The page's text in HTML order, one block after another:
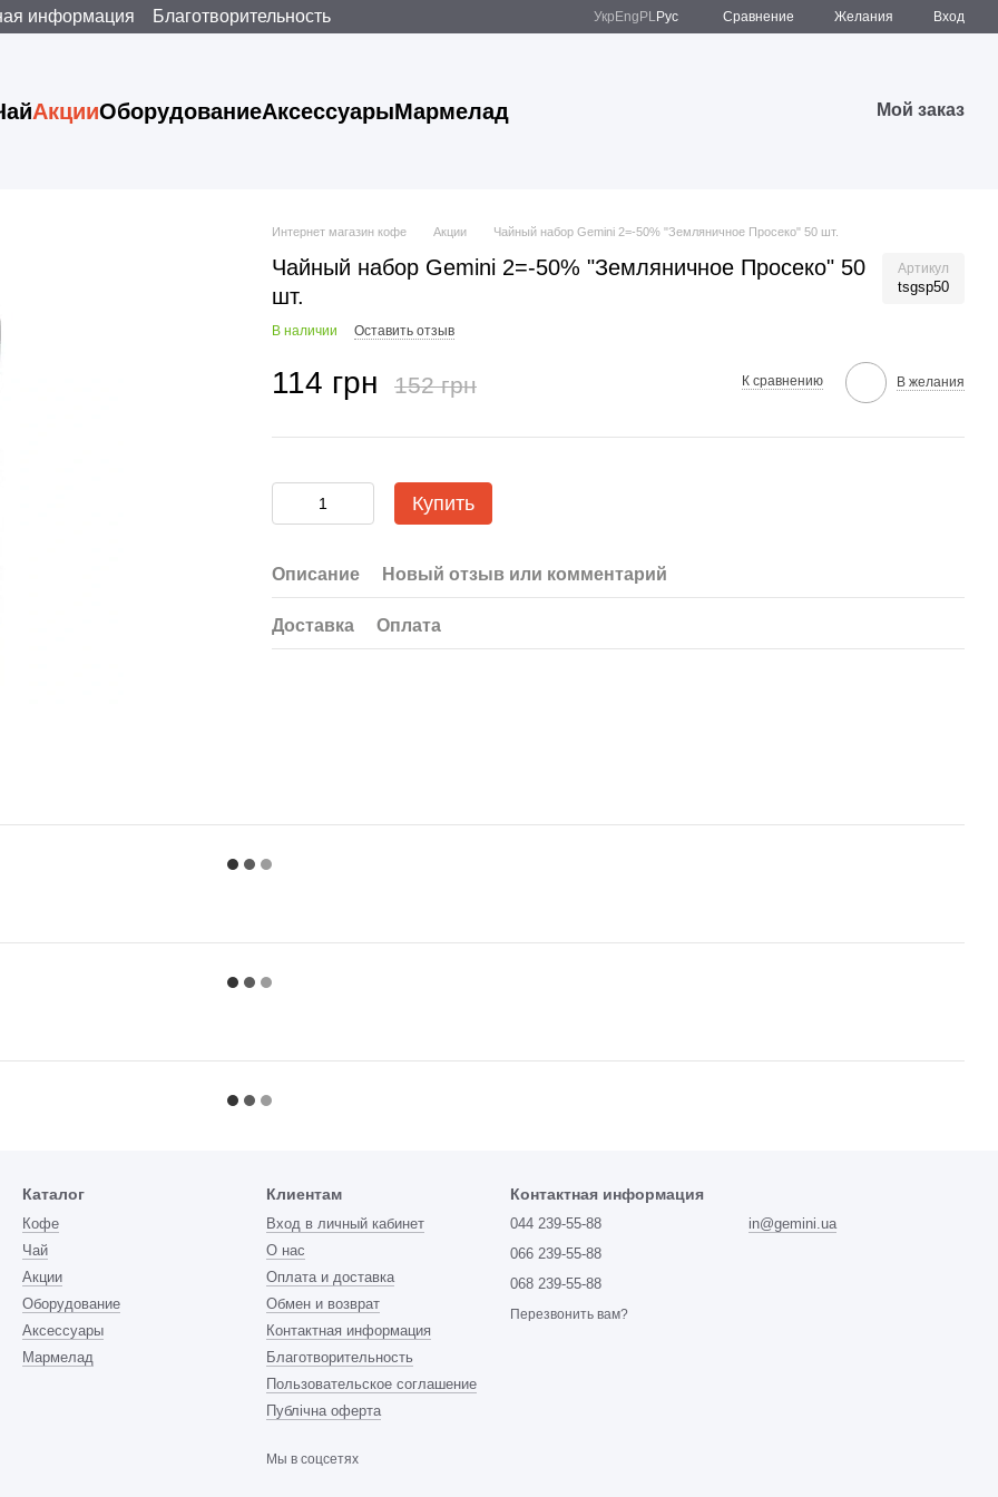
информация Благотворительность Укр Eng PLРус Сравнение Желания Вход
АкцииОборудованиеАксессуарыМармелад Мой заказ
Интернет магазин кофе Акции Чайный набор Gemini 2=-50% "Земляничное Просеко" 50 шт.
Чайный набор Gemini 2=-50% "Земляничное Просеко" 50
шт.
Артикул
tsgsp50
В наличии Оставить отзыв
114 грн 152 грн К сравнению В желания
Купить
Описание Новый отзыв или комментарий
Доставка Оплата
Каталог
Кофе
Чай
Акции
Оборудование
Аксессуары
Мармелад
Клиентам
Вход в личный кабинет
О нас
Оплата и доставка
Обмен и возврат
Контактная информация
Благотворительность
Пользовательское соглашение
Публічна оферта
Мы в соцсетях
Контактная информация
044 239-55-88
066 239-55-88
068 239-55-88
Перезвонить вам?
in@gemini.ua